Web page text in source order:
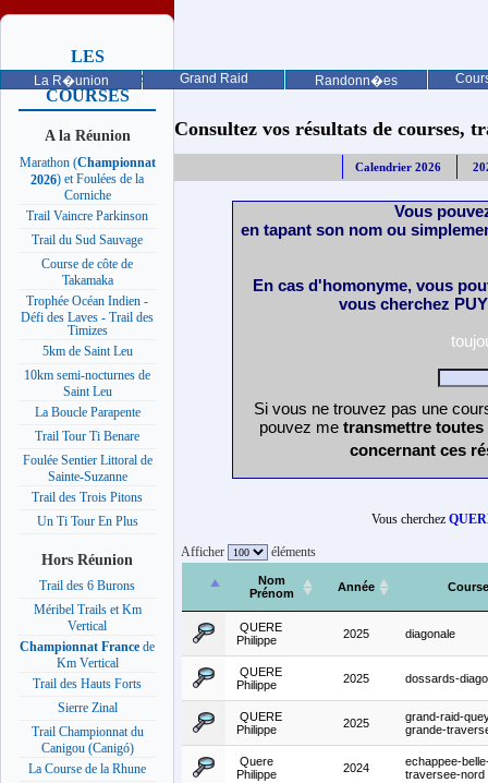
La R�union Grand Raid Randonn�es
LES
PROCHAINES
COURSES
A la Réunion
Marathon (Championnat
2026) et Foulées de la
Corniche
Trail Vaincre Parkinson
Trail du Sud Sauvage
Course de côte de
Takamaka
Trophée Océan Indien -
Défi des Laves - Trail des
Timizes
5km de Saint Leu
10km semi-nocturnes de
Saint Leu
La Boucle Parapente
Trail Tour Ti Benare
Foulée Sentier Littoral de
Sainte-Suzanne
Trail des Trois Pitons
Un Ti Tour En Plus
Hors Réunion
Trail des 6 Burons
Méribel Trails et Km
Vertical
Championnat France de
Km Vertical
Trail des Hauts Forts
Sierre Zinal
Trail Championnat du
Canigou (Canigó)
La Course de la Rhune
Consultez vos résultats de courses,
Calendrier 2026
Vous
en tapant son nom ou
En cas d'homonyme, vous
vous cherchez
Si vous ne trouvez pas une
pouvez me transmettre
concernant ces
Vous cherchez
Afficher éléments
Nom
Prénom
Année Course
QUERE
Philippe
2025 diagonale
QUERE
Philippe
2025 dossards-
QUERE
Philippe
2025
grand-raid-
grande-
Quere
Philippe
2024
echappee-
traversee-nord